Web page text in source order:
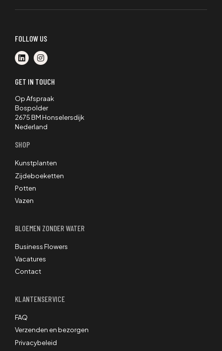
FOLLOW US
GET IN TOUCH
Op Afspraak
Bospolder
2675 BM Honselersdijk
Nederland
SHOP
Kunstplanten
Zijdeboeketten
Potten
Vazen
BLOEMEN ZONDER WATER
Business Flowers
Vacatures
Contact
KLANTENSERVICE
FAQ
Verzenden en bezorgen
Privacybeleid